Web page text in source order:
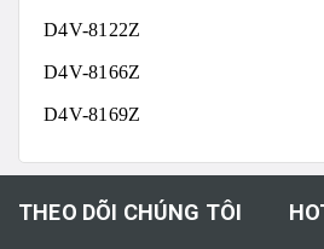
D4V-8122Z
D4V-8166Z
D4V-8169Z
THEO DÕI CHÚNG TÔI